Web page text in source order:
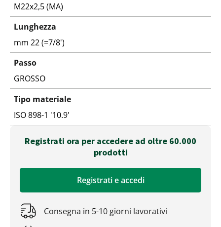
M22x2,5 (MA)
Lunghezza
mm 22 (=7/8')
Passo
GROSSO
Tipo materiale
ISO 898-1 '10.9'
Registrati ora per accedere ad oltre 60.000
prodotti
Registrati e accedi
Consegna in 5-10 giorni lavorativi